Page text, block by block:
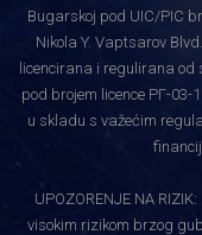
Bugarskoj pod UIC/PIC
Nikola Y. Vaptsarov
licencirana i regulirana od
pod brojem licence РГ-03-
u skladu s važećim
UPOZORENJE NA
visokim rizikom brzog